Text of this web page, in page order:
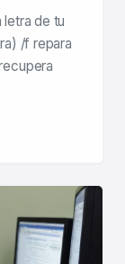
de tu
/f repara